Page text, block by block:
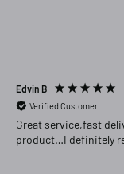
Edvin B
Verified Customer
Great service,fast
product…I definitely